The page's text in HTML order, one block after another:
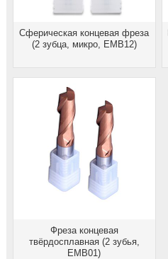
Сферическая концевая фреза
(2 зубца, микро, EMB12)
Фреза концевая
твёрдосплавная (2 зубья,
EMB01)